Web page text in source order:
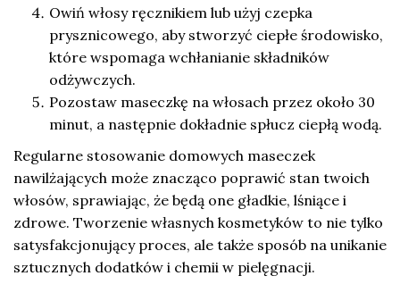
Owiń włosy ręcznikiem lub użyj czepka
prysznicowego, aby stworzyć ciepłe środowisko,
które wspomaga wchłanianie składników
odżywczych.
Pozostaw maseczkę na włosach przez około 30
minut, a następnie dokładnie spłucz ciepłą wodą.
Regularne stosowanie domowych maseczek
nawilżających może znacząco poprawić stan twoich
włosów, sprawiając, że będą one gładkie, lśniące i
zdrowe. Tworzenie własnych kosmetyków to nie tylko
satysfakcjonujący proces, ale także sposób na unikanie
sztucznych dodatków i chemii w pielęgnacji.